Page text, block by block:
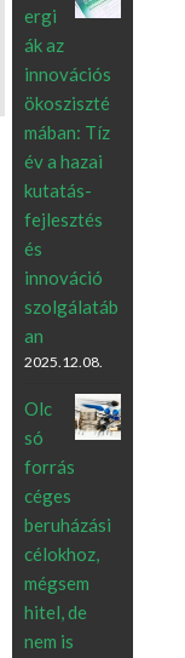
ergi
ák az
innovációs
ökosziszté
mában: Tíz
év a hazai
kutatás-
fejlesztés
és
innováció
szolgálatáb
an
2025.12.08.
Olc
só
forrás
céges
beruházási
célokhoz,
mégsem
hitel, de
nem is